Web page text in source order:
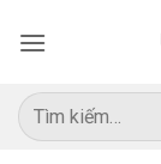
qua
dung
Tìm
kiếm: